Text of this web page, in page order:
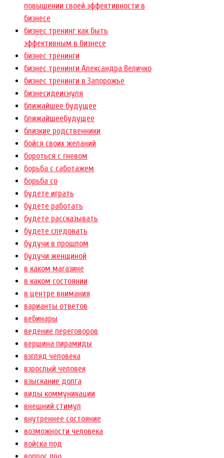
повышении своей эффективности в
бизнесе
бизнес тренинг как быть
эффективным в бизнесе
бизнес тренинги
бизнес тренинги Александра Величко
бизнес тренинги в Запорожье
бизнесидеиснуля
ближайшее будущее
ближайшеебудущее
близкие родственники
бойся своих желаний
бороться с гневом
борьба с саботажем
борьба со
будете играть
будете работать
будете рассказывать
будете следовать
будучи в прошлом
будучи женщиной
в каком магазине
в каком состоянии
в центре внимания
варианты ответов
вебинары
ведение переговоров
вершина пирамиды
взгляд человека
взрослый человек
взыскание долга
виды коммуникации
внешний стимул
внутреннее состояние
возможности человека
войска под